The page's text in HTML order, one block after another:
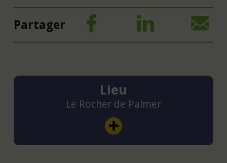
Partager
Lieu
Le Rocher de Palmer